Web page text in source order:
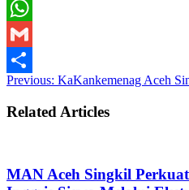
Twitter
WhatsApp
Gmail
Share
Previous: KaKankemenag Aceh
Related Articles
MAN Aceh Singkil